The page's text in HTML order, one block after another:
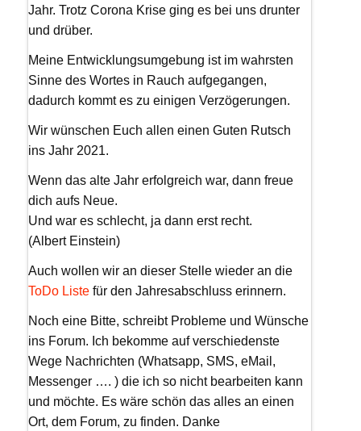
Jahr. Trotz Corona Krise ging es bei uns drunter
und drüber.
Meine Entwicklungsumgebung ist im wahrsten
Sinne des Wortes in Rauch aufgegangen,
dadurch kommt es zu einigen Verzögerungen.
Wir wünschen Euch allen einen Guten Rutsch
ins Jahr 2021.
Wenn das alte Jahr erfolgreich war, dann freue
dich aufs Neue.
Und war es schlecht, ja dann erst recht.
(Albert Einstein)
Auch wollen wir an dieser Stelle wieder an die
ToDo Liste für den Jahresabschluss erinnern.
Noch eine Bitte, schreibt Probleme und Wünsche
ins Forum. Ich bekomme auf verschiedenste
Wege Nachrichten (Whatsapp, SMS, eMail,
Messenger …. ) die ich so nicht bearbeiten kann
und möchte. Es wäre schön das alles an einen
Ort, dem Forum, zu finden. Danke